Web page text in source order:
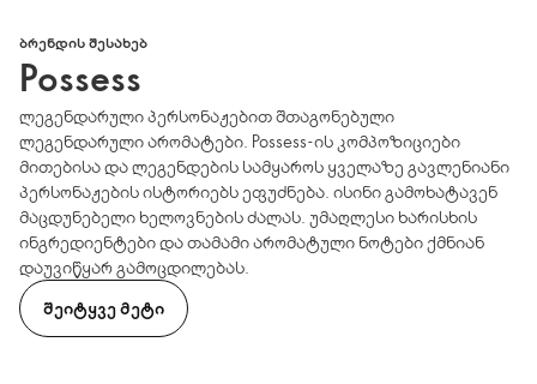
ᲑᲠᲔᲜᲓᲘᲡ ᲨᲔᲡᲐᲮᲔᲑ
Possess
ლეგენდარული პერსონაჟებით შთაგონებული
ლეგენდარული არომატები. Possess-ის კომპოზიციები
მითებისა და ლეგენდების სამყაროს ყველაზე გავლენიანი
პერსონაჟების ისტორიებს ეფუძნება. ისინი გამოხატავენ
მაცდუნებელი ხელოვნების ძალას. უმაღლესი ხარისხის
ინგრედიენტები და თამამი არომატული ნოტები ქმნიან
დაუვიწყარ გამოცდილებას.
ᲨᲔᲘᲢᲧᲕᲔ ᲛᲔᲢᲘ